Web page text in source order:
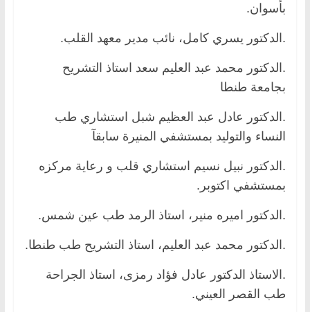
بأسوان.
.الدكتور يسري كامل، نائب مدير معهد القلب.
.الدكتور محمد عبد العليم سعد استاذ التشريح
بجامعة طنطا
.الدكتور عادل عبد العظيم شبل استشاري طب
النساء والتوليد بمستشفي المنيرة سابقآ
.الدكتور نبيل نسيم استشاري قلب و رعاية مركزه
بمستشفي اكتوبر.
.الدكتور اميره منير، استاذ الرمد طب عين شمس.
.الدكتور محمد عبد العليم، استاذ التشريح طب طنطا.
.الاستاذ الدكتور عادل فؤاد رمزى، استاذ الجراحة
طب القصر العيني.